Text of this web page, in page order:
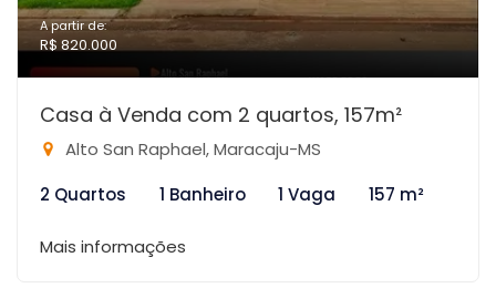
A partir de:
R$ 820.000
Casa à Venda com 2 quartos, 157m²
Alto San Raphael, Maracaju-MS
2 Quartos
1 Banheiro 1 Vaga 157 m²
Mais informações